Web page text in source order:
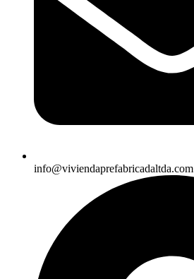
info@viviendaprefabricadaltda.com